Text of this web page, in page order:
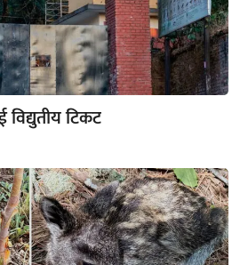
विद्युतीय टिकट